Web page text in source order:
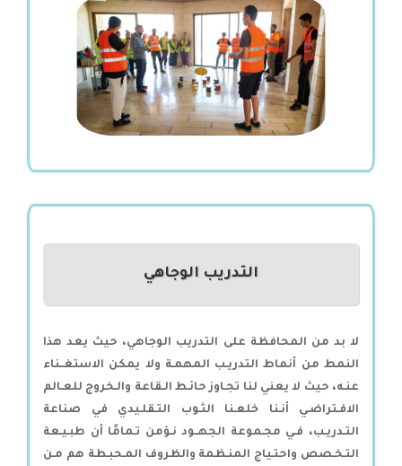
التدريب الوجاهي
لا بد من المحافظة على التدريب الوجاهي، حيث يعد هذا
النمط من أنماط التدريـب المهمـة ولا يمكن الاستغــناء
عنـه، حيث لا يعني لنا تجـاوز حائـط الـقاعة والـخروج للعـالم
الافـتراضـي أنـنا خلعـنا الثـوب التـقلـيدي في صناعة
التـدريـب، فـي مجـموعة الجهــود نـؤمن تـمامًا أن طبـيـعة
التـخـصص واحتـياج المنـظمة والظروف المـحبـطة هم مـن